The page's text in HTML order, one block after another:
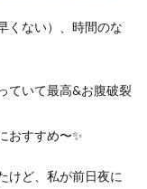
くない）、時間のな
ていて最高&お腹破裂
おすすめ〜✨
けど、私が前日夜に